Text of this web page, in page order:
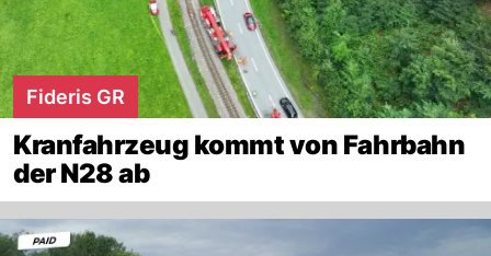
Fideris GR
Kranfahrzeug kommt von Fahrbahn
der N28 ab